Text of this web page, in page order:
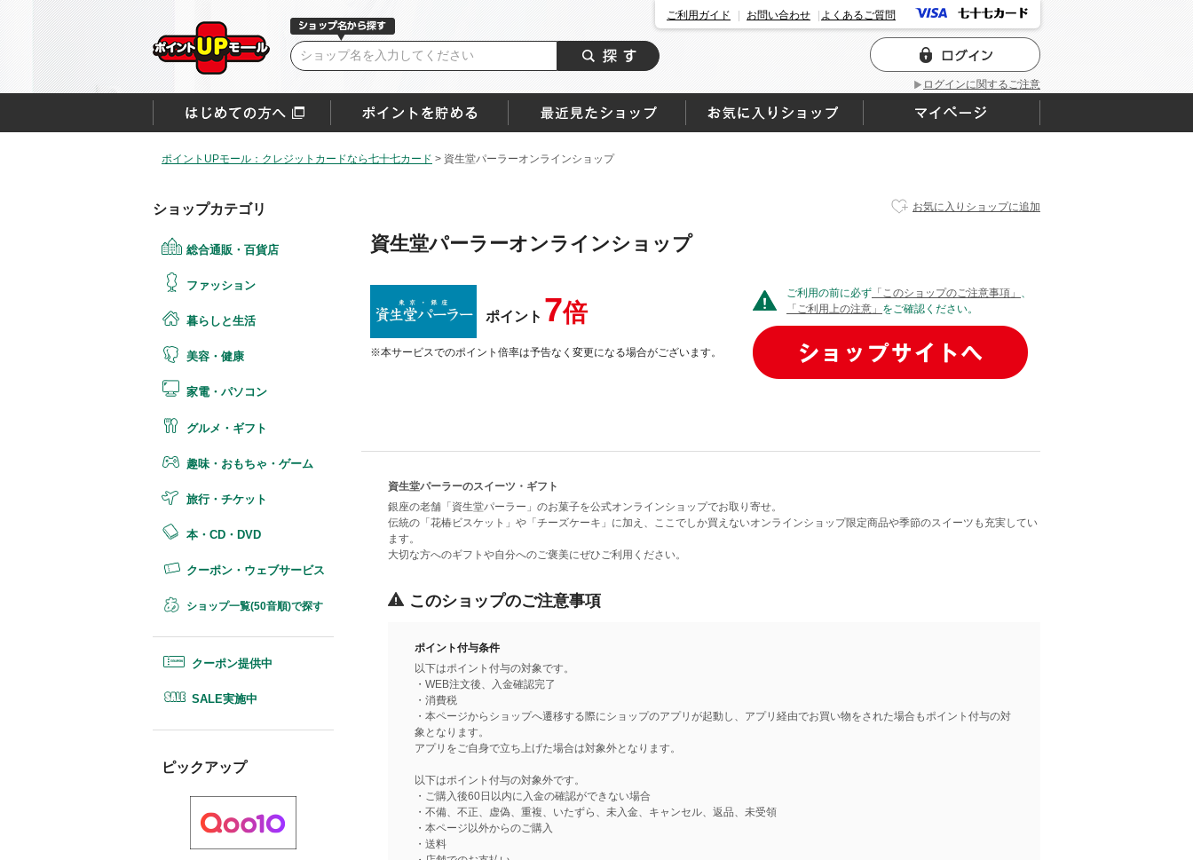
ログインに関するご注意
ご利用ガイド お問い合わせ よくあるご質問
ポイントUPモール：クレジットカードなら七十七カード > 資生堂パーラーオンラインショップ
ショップカテゴリ
総合通販・百貨店
ファッション
暮らしと生活
美容・健康
家電・パソコン
グルメ・ギフト
趣味・おもちゃ・ゲーム
旅行・チケット
本・CD・DVD
クーポン・ウェブサービス
ショップ一覧(50音順)で探す
クーポン提供中
SALE実施中
ピックアップ
お気に入りショップに追加
資生堂パーラーオンラインショップ
ポイント 7倍
※本サービスでのポイント倍率は予告なく変更になる場合がございます。
ご利用の前に必ず 「このショップのご注意事項」 、
「ご利用上の注意」 をご確認ください。
資生堂パーラーのスイーツ・ギフト
銀座の老舗「資生堂パーラー」のお菓子を公式オンラインショップでお取り寄せ。
伝統の「花椿ビスケット」や「チーズケーキ」に加え、ここでしか買えないオンラインショップ限定商品や季節のスイーツも充実してい
ます。
大切な方へのギフトや自分へのご褒美にぜひご利用ください。
このショップのご注意事項
ポイント付与条件
以下はポイント付与の対象です。
・WEB注文後、入金確認完了
・消費税
・本ページからショップへ遷移する際にショップのアプリが起動し、アプリ経由でお買い物をされた場合もポイント付与の対
象となります。
アプリをご自身で立ち上げた場合は対象外となります。
以下はポイント付与の対象外です。
・ご購入後60日以内に入金の確認ができない場合
・不備、不正、虚偽、重複、いたずら、未入金、キャンセル、返品、未受領
・本ページ以外からのご購入
・送料